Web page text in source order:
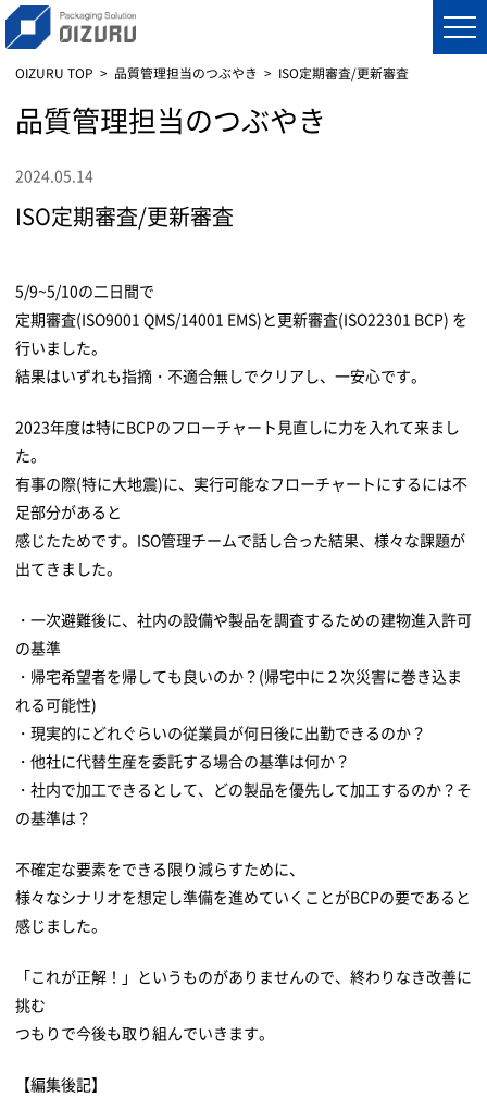
OIZURU TOP 品質管理担当のつぶやき ISO定期審査/更新審査
品質管理担当のつぶやき
2024.05.14
ISO定期審査/更新審査
5/9~5/10の二日間で
定期審査(ISO9001 QMS/14001 EMS)と更新審査(ISO22301 BCP) を
行いました。
結果はいずれも指摘・不適合無しでクリアし、一安心です。
2023年度は特にBCPのフローチャート見直しに力を入れて来まし
た。
有事の際(特に大地震)に、実行可能なフローチャートにするには不
足部分があると
感じたためです。ISO管理チームで話し合った結果、様々な課題が
出てきました。
・一次避難後に、社内の設備や製品を調査するための建物進入許可
の基準
・帰宅希望者を帰しても良いのか？(帰宅中に２次災害に巻き込ま
れる可能性)
・現実的にどれぐらいの従業員が何日後に出勤できるのか？
・他社に代替生産を委託する場合の基準は何か？
・社内で加工できるとして、どの製品を優先して加工するのか？そ
の基準は？
不確定な要素をできる限り減らすために、
様々なシナリオを想定し準備を進めていくことがBCPの要であると
感じました。
「これが正解！」というものがありませんので、終わりなき改善に
挑む
つもりで今後も取り組んでいきます。
【編集後記】